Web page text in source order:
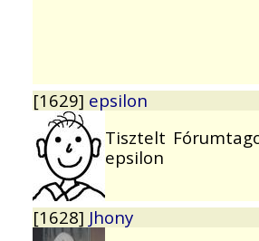
[1629] epsilon
Tisztelt
epsilon
[1628] Jhony